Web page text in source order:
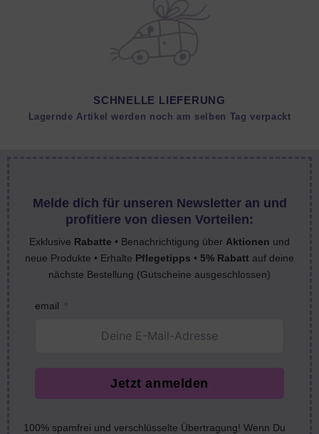
SCHNELLE LIEFERUNG
Lagernde Artikel werden noch am selben Tag verpackt
Melde dich für unseren Newsletter an und
profitiere von diesen Vorteilen:
Exklusive Rabatte • Benachrichtigung über Aktionen und
neue Produkte • Erhalte Pflegetipps • 5% Rabatt auf deine
nächste Bestellung (Gutscheine ausgeschlossen)
email
Jetzt anmelden
100% spamfrei und verschlüsselte Übertragung! Wenn Du